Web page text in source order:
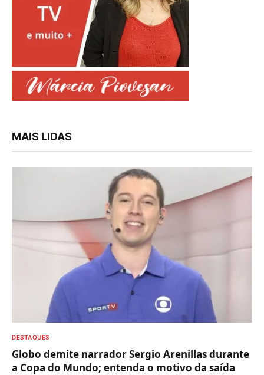
MAIS LIDAS
DESTAQUES
Globo demite narrador Sergio Arenillas durante
a Copa do Mundo; entenda o motivo da saída